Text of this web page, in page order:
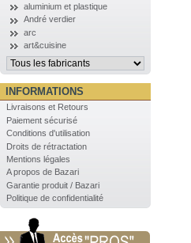
aluminium et plastique
André verdier
arc
art&cuisine
INFORMATIONS
Livraisons et Retours
Paiement sécurisé
Conditions d'utilisation
Droits de rétractation
Mentions légales
A propos de Bazari
Garantie produit / Bazari
Politique de confidentialité